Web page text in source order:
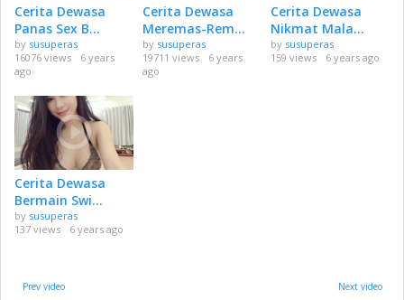
Cerita Dewasa
Panas Sex B...
by susuperas
16076 views
6 years
ago
Cerita Dewasa
Meremas-Rem...
by susuperas
19711 views
6 years
ago
Cerita Dewasa
Nikmat Mala...
by susuperas
159 views
6 years ago
Cerita Dewasa
Bermain Swi...
by susuperas
137 views
6 years ago
Prev video Next video